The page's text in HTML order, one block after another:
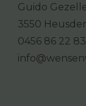
Guido
3550
0456 86 22 83